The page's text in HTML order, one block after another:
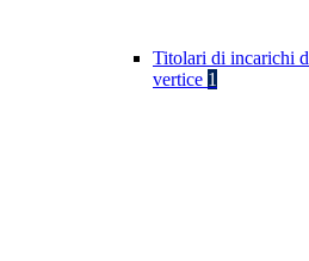
Titolari di incarichi
vertice 1